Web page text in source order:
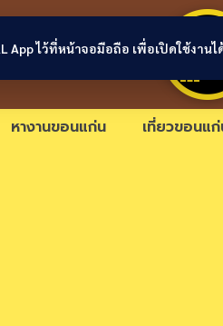
หางานขอนแก่น เที่ยวขอนแ
App ไว้ที่หน้าจอมือถือ เพื่อเปิดใช้งาน